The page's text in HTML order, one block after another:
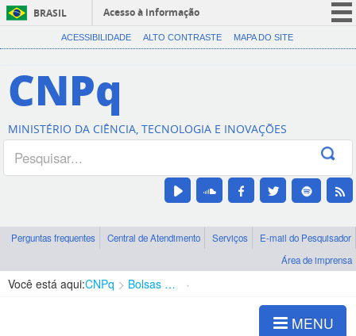
BRASIL
Acesso à informação
CORONAVÍRUS (COVID-19)
Canais
ACESSIBILIDADE ALTO CONTRASTE MAPA DO SITE
CNPq
MINISTÉRIO DA CIÊNCIA, TECNOLOGIA E INOVAÇÕES
Perguntas frequentes Central de Atendimento Serviços
E-mail do Pesquisador
Área de imprensa
Você está aqui:CNPq Bolsas e Auxílios Vigentes
MENU